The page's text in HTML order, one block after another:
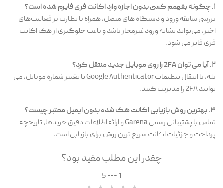
۱. چگونه بفهمم کسی بدون اجازه وارد اکانت فری فایرم شده است؟
بررسی سابقه ورود و دستگاه های متصل، همراه با نظارت بر فعالیت‌های
اخیر، می‌تواند نشانه ورود غیرمجاز باشد و باعث جلوگیری از هک اکانت
فری فایر می شود.
۲. آیا می توان 2FA را روی موبایل جدید منتقل کرد؟
بله، با انتقال تنظیمات Google Authenticator یا تغییر شماره موبایل، می
توانید 2FA را مدیریت کنید.
۳. بهترین روش بازیابی اکانت هک شده بدون ایمیل معتبر چیست؟
تماس با پشتیبانی رسمی Garena و ارائه اطلاعات دقیق خریدها، تاریخچه
پرداخت و جزئیات اکانت سریع ترین روش برای بازیابی است.
چقدر این مطلب مفید بود؟
1 --- 5